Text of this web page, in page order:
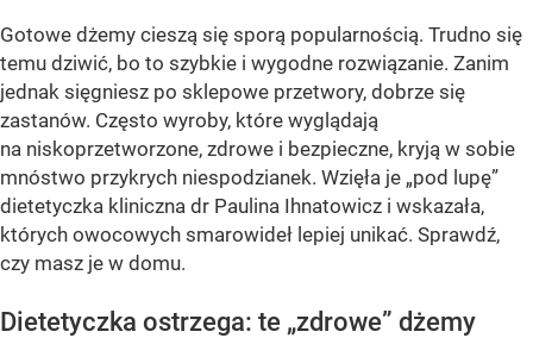
Gotowe dżemy cieszą się sporą popularnością. Trudno się
temu dziwić, bo to szybkie i wygodne rozwiązanie. Zanim
jednak sięgniesz po sklepowe przetwory, dobrze się
zastanów. Często wyroby, które wyglądają
na niskoprzetworzone, zdrowe i bezpieczne, kryją w sobie
mnóstwo przykrych niespodzianek. Wzięła je „pod lupę”
dietetyczka kliniczna dr Paulina Ihnatowicz i wskazała,
których owocowych smarowideł lepiej unikać. Sprawdź,
czy masz je w domu.
Dietetyczka ostrzega: te „zdrowe” dżemy